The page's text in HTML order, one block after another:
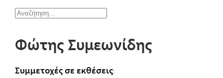
στη
και
S
a
c
Φώτης Συμεωνίδης
Συμμετοχές σε εκθέσεις: